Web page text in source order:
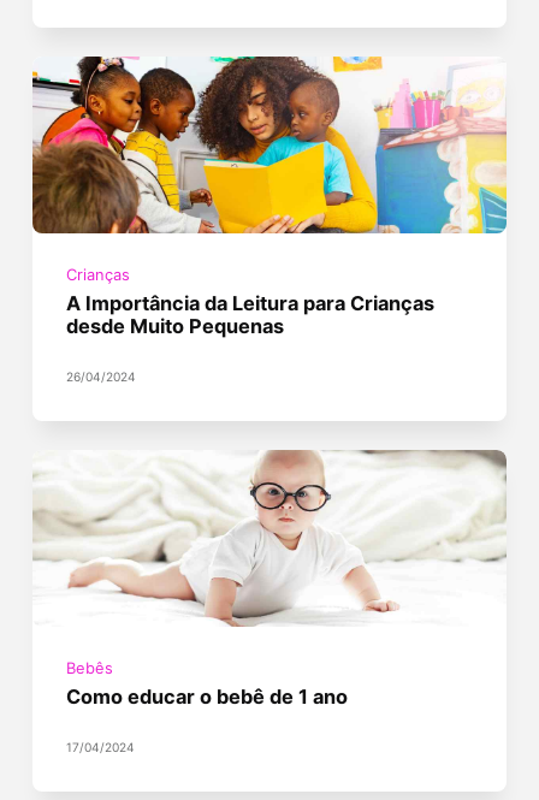
Crianças
A Importância da Leitura para Crianças
desde Muito Pequenas
26/04/2024
Bebês
Como educar o bebê de 1 ano
17/04/2024